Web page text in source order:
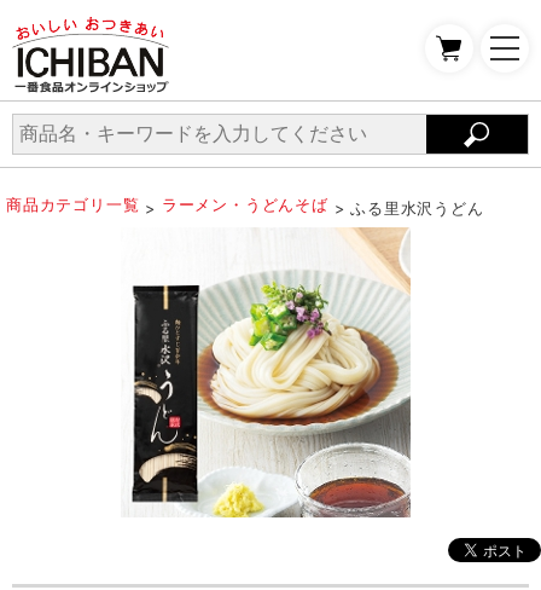
商品カテゴリ一覧 > ラーメン・うどんそば > ふる里水沢うどん